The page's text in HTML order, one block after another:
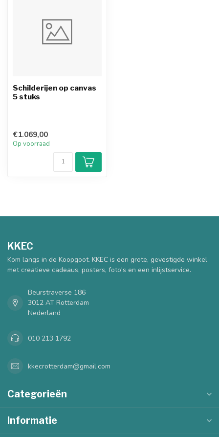
Schilderijen op canvas
5 stuks
€1.069,00
Op voorraad
KKEC
Kom langs in de Koopgoot. KKEC is een grote, gevestigde winkel
met creatieve cadeaus, posters, foto's en een inlijstservice.
Beurstraverse 186
3012 AT Rotterdam
Nederland
010 213 1792
kkecrotterdam@gmail.com
Categorieën
Informatie